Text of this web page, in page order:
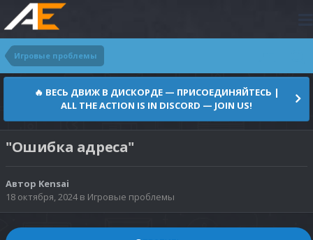
Игровые проблемы
🔥 ВЕСЬ ДВИЖ В ДИСКОРДЕ — ПРИСОЕДИНЯЙТЕСЬ |
ALL THE ACTION IS IN DISCORD — JOIN US!
"Ошибка адреса"
Автор Kensai
18 октября, 2024в Игровые проблемы